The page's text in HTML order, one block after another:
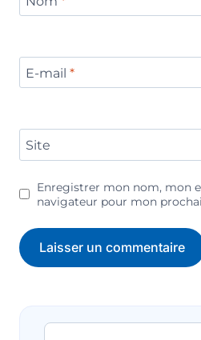
E-mail *
Site
Enregistrer mon nom, mon
navigateur pour mon
Rechercher